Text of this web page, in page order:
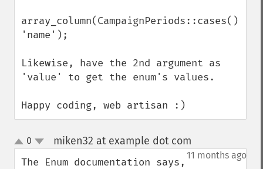
array_column(CampaignPeriods::cases(),
'name');
Likewise, have the 2nd argument as
'value' to get the enum's values.
Happy coding, web artisan :)
up
down
0 miken32 at example dot com
11 months ago
The Enum documentation says,